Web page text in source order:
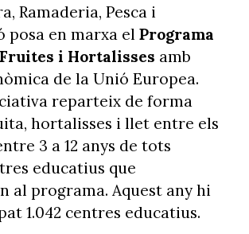
Ramaderia, Pesca i
posa en marxa elPrograma
i Hortalisses amb
de la Unió Europea.
reparteix de forma
hortalisses i llet entre els
3 a 12 anys de tots
educatius que
al programa. Aquest any hi
1.042 centres educatius.